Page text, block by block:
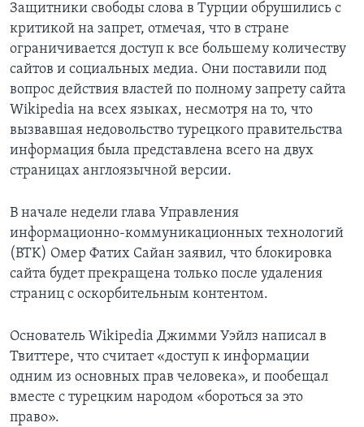
Защитники свободы слова в Турции обрушились с
критикой на запрет, отмечая, что в стране
ограничивается доступ к все большему количеству
сайтов и социальных медиа. Они поставили под
вопрос действия властей по полному запрету сайта
Wikipedia на всех языках, несмотря на то, что
вызвавшая недовольство турецкого правительства
информация была представлена всего на двух
страницах англоязычной версии.
В начале недели глава Управления
информационно-коммуникационных технологий
(BTK) Омер Фатих Сайан заявил, что блокировка
сайта будет прекращена только после удаления
страниц с оскорбительным контентом.
Основатель Wikipedia Джимми Уэйлз написал в
Твиттере, что считает «доступ к информации
одним из основных прав человека», и пообещал
вместе с турецким народом «бороться за это
право».